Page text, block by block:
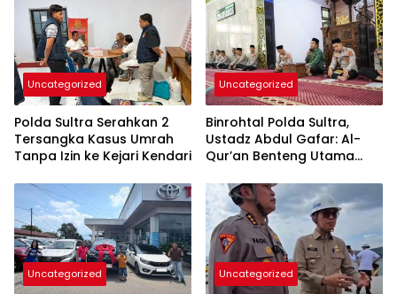
Uncategorized
Polda Sultra Serahkan 2
Tersangka Kasus Umrah
Tanpa Izin ke Kejari Kendari
Uncategorized
Binrohtal Polda Sultra,
Ustadz Abdul Gafar: Al-
Qur’an Benteng Utama
Penyimpangan Sosial
Uncategorized Uncategorized